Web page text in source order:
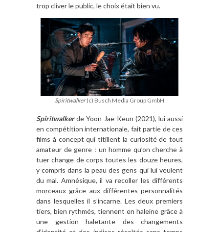
trop cliver le public, le choix était bien vu.
Spiritwalker(c) Busch Media Group GmbH
Spiritwalkerde Yoon Jae-Keun (2021), lui aussi
en compétition internationale, fait partie de ces
films à concept qui titillent la curiosité de tout
amateur de genre : un homme qu’on cherche à
tuer change de corps toutes les douze heures,
y compris dans la peau des gens qui lui veulent
du mal. Amnésique, il va recoller les différents
morceaux grâce aux différentes personnalités
dans lesquelles il s’incarne. Les deux premiers
tiers, bien rythmés, tiennent en haleine grâce à
une gestion haletante des changements